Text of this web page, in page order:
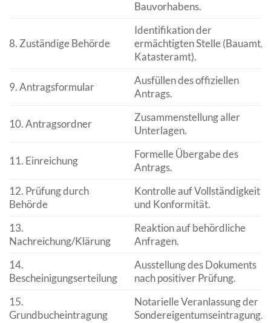
Bauvorhabens.
8. Zuständige Behörde
Identifikation der
ermächtigten Stelle (Bauamt,
Katasteramt).
9. Antragsformular
Ausfüllen des offiziellen
Antrags.
10. Antragsordner
Zusammenstellung aller
Unterlagen.
11. Einreichung
Formelle Übergabe des
Antrags.
12. Prüfung durch
Behörde
Kontrolle auf Vollständigkeit
und Konformität.
13.
Nachreichung/Klärung
Reaktion auf behördliche
Anfragen.
14.
Bescheinigungserteilung
Ausstellung des Dokuments
nach positiver Prüfung.
15.
Grundbucheintragung
Notarielle Veranlassung der
Sondereigentumseintragung.